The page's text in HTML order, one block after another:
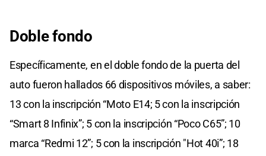
Doble fondo
Específicamente, en el doble fondo de la puerta del
auto fueron hallados 66 dispositivos móviles, a saber:
13 con la inscripción “Moto E14; 5 con la inscripción
“Smart 8 Infinix”; 5 con la inscripción “Poco C65”; 10
marca “Redmi 12”; 5 con la inscripción "Hot 40i”; 18